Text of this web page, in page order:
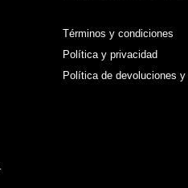
Términos y condiciones
Política y privacidad
Política de devoluciones y